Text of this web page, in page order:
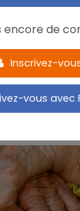
d’Alzheimer
les femmes qui
d’Alzheimer
encore de
Inscrivez-
vous avec